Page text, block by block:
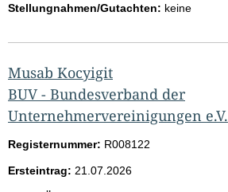
Stellungnahmen/Gutachten: keine
Musab Kocyigit
BUV - Bundesverband der
Unternehmervereinigungen e.V.
Registernummer: R008122
Ersteintrag: 21.07.2026